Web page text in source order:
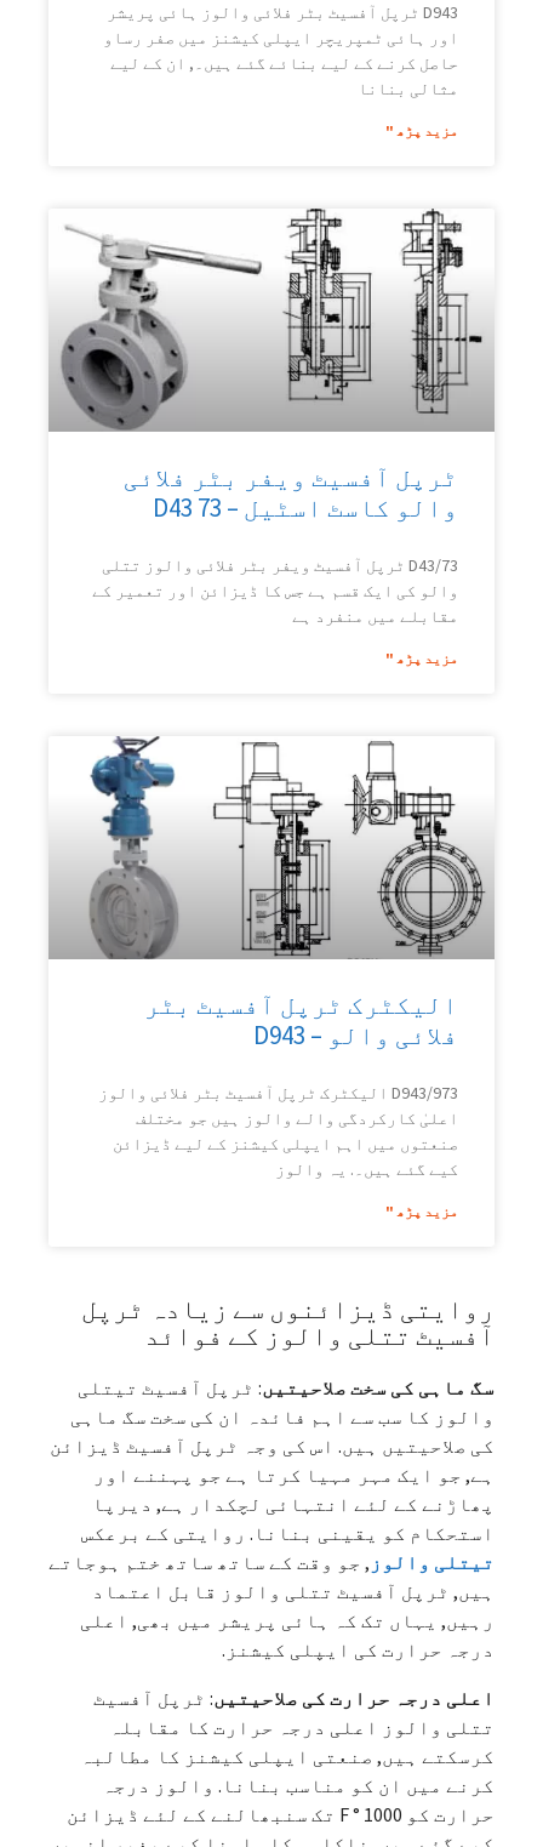
D943 ٹرپل آفسیٹ بٹر فلائی والوز ہائی پریشر
اور ہائی ٹمپریچر ایپلی کیشنز میں صفر رساو
حاصل کرنے کے لیے بنائے گئے ہیں۔, ان کے لیے
مثالی بنانا
مزید پڑھ "
ٹرپل آفسیٹ ویفر بٹر فلائی
والو کاسٹ اسٹیل – D43 73
D43/73 ٹرپل آفسیٹ ویفر بٹر فلائی والوز تتلی
والو کی ایک قسم ہے جس کا ڈیزائن اور تعمیر کے
مقابلے میں منفرد ہے
مزید پڑھ "
الیکٹرک ٹرپل آفسیٹ بٹر
فلائی والو – D943
D943/973 الیکٹرک ٹرپل آفسیٹ بٹر فلائی والوز
اعلیٰ کارکردگی والے والوز ہیں جو مختلف
صنعتوں میں اہم ایپلی کیشنز کے لیے ڈیزائن
کیے گئے ہیں۔. یہ والوز
مزید پڑھ "
روایتی ڈیزائنوں سے زیادہ ٹرپل
آفسیٹ تتلی والوز کے فوائد
سگ ماہی کی سخت صلاحیتیں: ٹرپل آفسیٹ تیتلی
والوز کا سب سے اہم فائدہ ان کی سخت سگ ماہی
کی صلاحیتیں ہیں. اس کی وجہ ٹرپل آفسیٹ ڈیزائن
ہے, جو ایک مہر مہیا کرتا ہے جو پہننے اور
پھاڑنے کے لئے انتہائی لچکدار ہے, دیرپا
استحکام کو یقینی بنانا. روایتی کے برعکس
تیتلی والوز , جو وقت کے ساتھ ساتھ ختم ہوجاتے
ہیں, ٹرپل آفسیٹ تتلی والوز قابل اعتماد
رہیں, یہاں تک کہ ہائی پریشر میں بھی, اعلی
درجہ حرارت کی ایپلی کیشنز.
اعلی درجہ حرارت کی صلاحیتیں: ٹرپل آفسیٹ
تتلی والوز اعلی درجہ حرارت کا مقابلہ
کرسکتے ہیں, صنعتی ایپلی کیشنز کا مطالبہ
کرنے میں ان کو مناسب بنانا. والوز درجہ
حرارت کو 1000 ° F تک سنبھالنے کے لئے ڈیزائن